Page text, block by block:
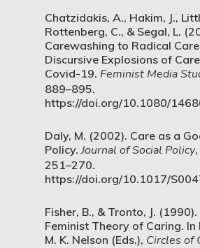
Chatzidakis, A., Hakim, J.,
Rottenberg, C., & Segal, L.
Carewashing to Radical
Discursive Explosions of
Covid-19. Feminist Media
889–895.
https://doi.org/10.1080/
Daly, M. (2002). Care as a
Policy.Journal of Social Policy
251–270.
https://doi.org/10.1017/
Fisher, B., & Tronto, J.
Feminist Theory of Caring. In
M. K. Nelson (Eds.), Circles of